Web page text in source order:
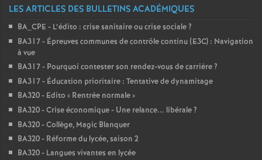
LES ARTICLES DES BULLETINS ACADÉMIQUES
BA_CPE - L’édito : crise sanitaire ou crise sociale?
BA317 - Épreuves communes de contrôle continu (E3C) : Navigation
à vue
BA317 - Pourquoi contester son rendez-vous de carrière?
BA317 - Éducation prioritaire : Tentative de dynamitage
BA320 - Edito « Rentrée normale»
BA320 - Crise économique - Une relance... libérale?
BA320 - Collège, Magic Blanquer
BA320 - Réforme du lycée, saison 2
BA320 - Langues vivantes en lycée